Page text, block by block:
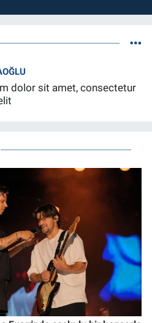
dolor sit amet, consectetur